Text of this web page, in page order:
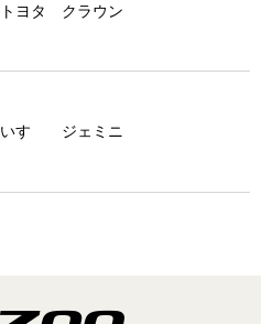
トヨタ クラウン
いすゞ ジェミニ